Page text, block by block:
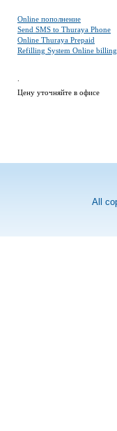
Online пополнение
Send SMS to Thuraya Phone
Online Thuraya Prepaid
Refilling System Online
Цену уточняйте в офисе
All